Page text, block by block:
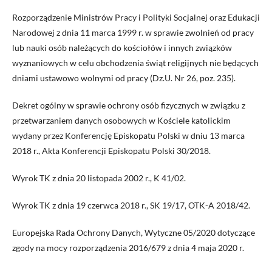
Rozporządzenie Ministrów Pracy i Polityki Socjalnej oraz Edukacji
Narodowej z dnia 11 marca 1999 r. w sprawie zwolnień od pracy
lub nauki osób należących do kościołów i innych związków
wyznaniowych w celu obchodzenia świąt religijnych nie będących
dniami ustawowo wolnymi od pracy (Dz.U. Nr 26, poz. 235).
Dekret ogólny w sprawie ochrony osób fizycznych w związku z
przetwarzaniem danych osobowych w Kościele katolickim
wydany przez Konferencję Episkopatu Polski w dniu 13 marca
2018 r., Akta Konferencji Episkopatu Polski 30/2018.
Wyrok TK z dnia 20 listopada 2002 r., K 41/02.
Wyrok TK z dnia 19 czerwca 2018 r., SK 19/17, OTK-A 2018/42.
Europejska Rada Ochrony Danych, Wytyczne 05/2020 dotyczące
zgody na mocy rozporządzenia 2016/679 z dnia 4 maja 2020 r.